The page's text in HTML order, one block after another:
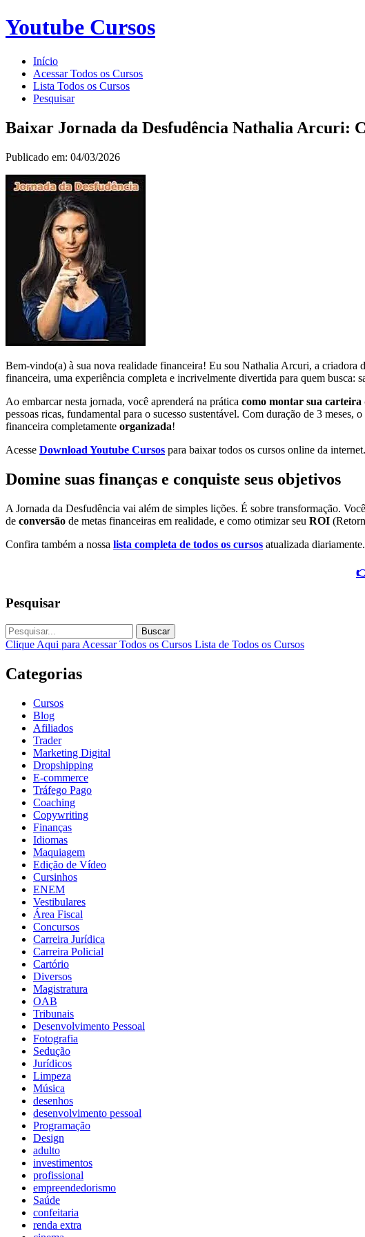
Youtube Cursos
Início
Acessar Todos os Cursos
Lista Todos os Cursos
Pesquisar
Baixar Jornada da Desfudência Nathalia Arcuri:
Publicado em: 04/03/2026
Bem-vindo(a) à sua nova realidade financeira! Eu sou Nathalia Arcuri, a criadora
financeira, uma experiência completa e incrivelmente divertida para quem
Ao embarcar nesta jornada, você aprenderá na prática como montar sua carteira
pessoas ricas, fundamental para o sucesso sustentável. Com duração de 3
financeira completamente organizada!
Acesse Download Youtube Cursos para baixar todos os cursos online da internet.
Domine suas finanças e conquiste seus objetivos
A Jornada da Desfudência vai além de simples lições. É sobre transformação.
de conversão de metas financeiras em realidade, e como otimizar seu ROI
Confira também a nossa lista completa de todos os cursos atualizada diariamente.
Pesquisar
Buscar
Clique Aqui para Acessar Todos os Cursos Lista de Todos os Cursos
Categorias
Cursos
Blog
Afiliados
Trader
Marketing Digital
Dropshipping
E-commerce
Tráfego Pago
Coaching
Copywriting
Finanças
Idiomas
Maquiagem
Edição de Vídeo
Cursinhos
ENEM
Vestibulares
Área Fiscal
Concursos
Carreira Jurídica
Carreira Policial
Cartório
Diversos
Magistratura
OAB
Tribunais
Desenvolvimento Pessoal
Fotografia
Sedução
Jurídicos
Limpeza
Música
desenhos
desenvolvimento pessoal
Programação
Design
adulto
investimentos
profissional
empreendedorismo
Saúde
confeitaria
renda extra